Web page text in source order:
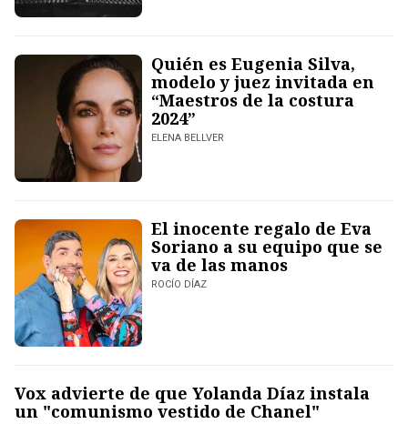
Quién es Eugenia Silva,
modelo y juez invitada en
“Maestros de la costura
2024”
ELENA BELLVER
El inocente regalo de Eva
Soriano a su equipo que se
va de las manos
ROCÍO DÍAZ
Vox advierte de que Yolanda Díaz instala
un "comunismo vestido de Chanel"